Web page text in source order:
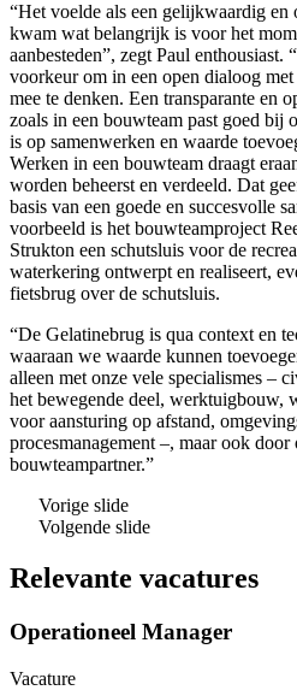
“Het voelde als een gelijkwaardig en
kwam wat belangrijk is voor het
aanbesteden”, zegt Paul enthousiast.
voorkeur om in een open dialoog
mee te denken. Een transparante en
zoals in een bouwteam past goed bij
is op samenwerken en waarde
Werken in een bouwteam draagt
worden beheerst en verdeeld. Dat
basis van een goede en succesvolle
voorbeeld is het bouwteamproject
Strukton een schutsluis voor de
waterkering ontwerpt en realiseert,
fietsbrug over de schutsluis.
“De Gelatinebrug is qua context en
waaraan we waarde kunnen
alleen met onze vele specialismes –
het bewegende deel, werktuigbouw,
voor aansturing op afstand,
procesmanagement –, maar ook door
bouwteampartner.”
Vorige slide
Volgende slide
Relevante vacatures
Operationeel Manager
Vacature